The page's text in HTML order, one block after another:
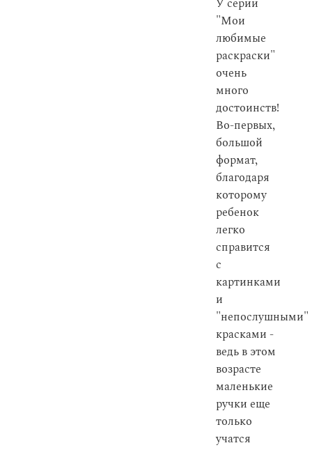
У серии
"Мои
любимые
раскраски"
очень
много
достоинств!
Во-первых,
большой
формат,
благодаря
которому
ребенок
легко
справится
с
картинками
и
"непослушными"
красками -
ведь в этом
возрасте
маленькие
ручки еще
только
учатся